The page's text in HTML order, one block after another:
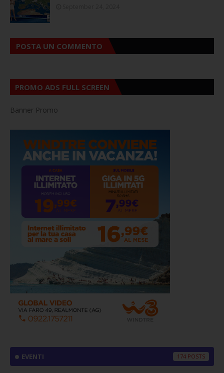
POSTA UN COMMENTO
PROMO ADS FULL SCREEN
Banner Promo
EVENTI 174